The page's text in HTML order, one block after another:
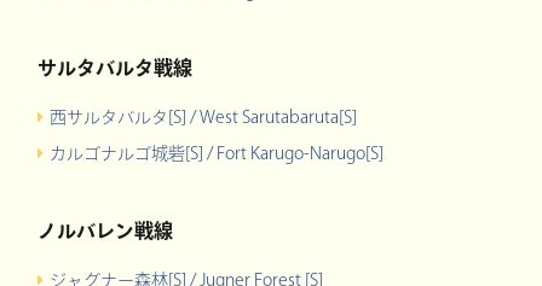
サルタバルタ戦線
西サルタバルタ[S] / West Sarutabaruta[S]
カルゴナルゴ城砦[S] / Fort Karugo-Narugo[S]
ノルバレン戦線
ジャグナー森林[S] / Jugner Forest [S]